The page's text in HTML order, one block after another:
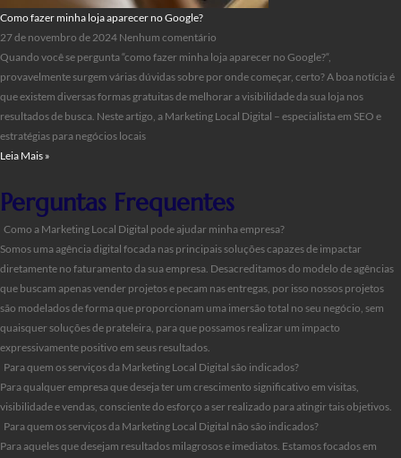
Como fazer minha loja aparecer no Google?
27 de novembro de 2024 Nenhum comentário
Quando você se pergunta “como fazer minha loja aparecer no Google?“,
provavelmente surgem várias dúvidas sobre por onde começar, certo? A boa notícia é
que existem diversas formas gratuitas de melhorar a visibilidade da sua loja nos
resultados de busca. Neste artigo, a Marketing Local Digital – especialista em SEO e
estratégias para negócios locais
Leia Mais »
Perguntas Frequentes
Como a Marketing Local Digital pode ajudar minha empresa?
Somos uma agência digital focada nas principais soluções capazes de impactar
diretamente no faturamento da sua empresa. Desacreditamos do modelo de agências
que buscam apenas vender projetos e pecam nas entregas, por isso nossos projetos
são modelados de forma que proporcionam uma imersão total no seu negócio, sem
quaisquer soluções de prateleira, para que possamos realizar um impacto
expressivamente positivo em seus resultados.
Para quem os serviços da Marketing Local Digital são indicados?
Para qualquer empresa que deseja ter um crescimento significativo em visitas,
visibilidade e vendas, consciente do esforço a ser realizado para atingir tais objetivos.
Para quem os serviços da Marketing Local Digital não são indicados?
Para aqueles que desejam resultados milagrosos e imediatos. Estamos focados em